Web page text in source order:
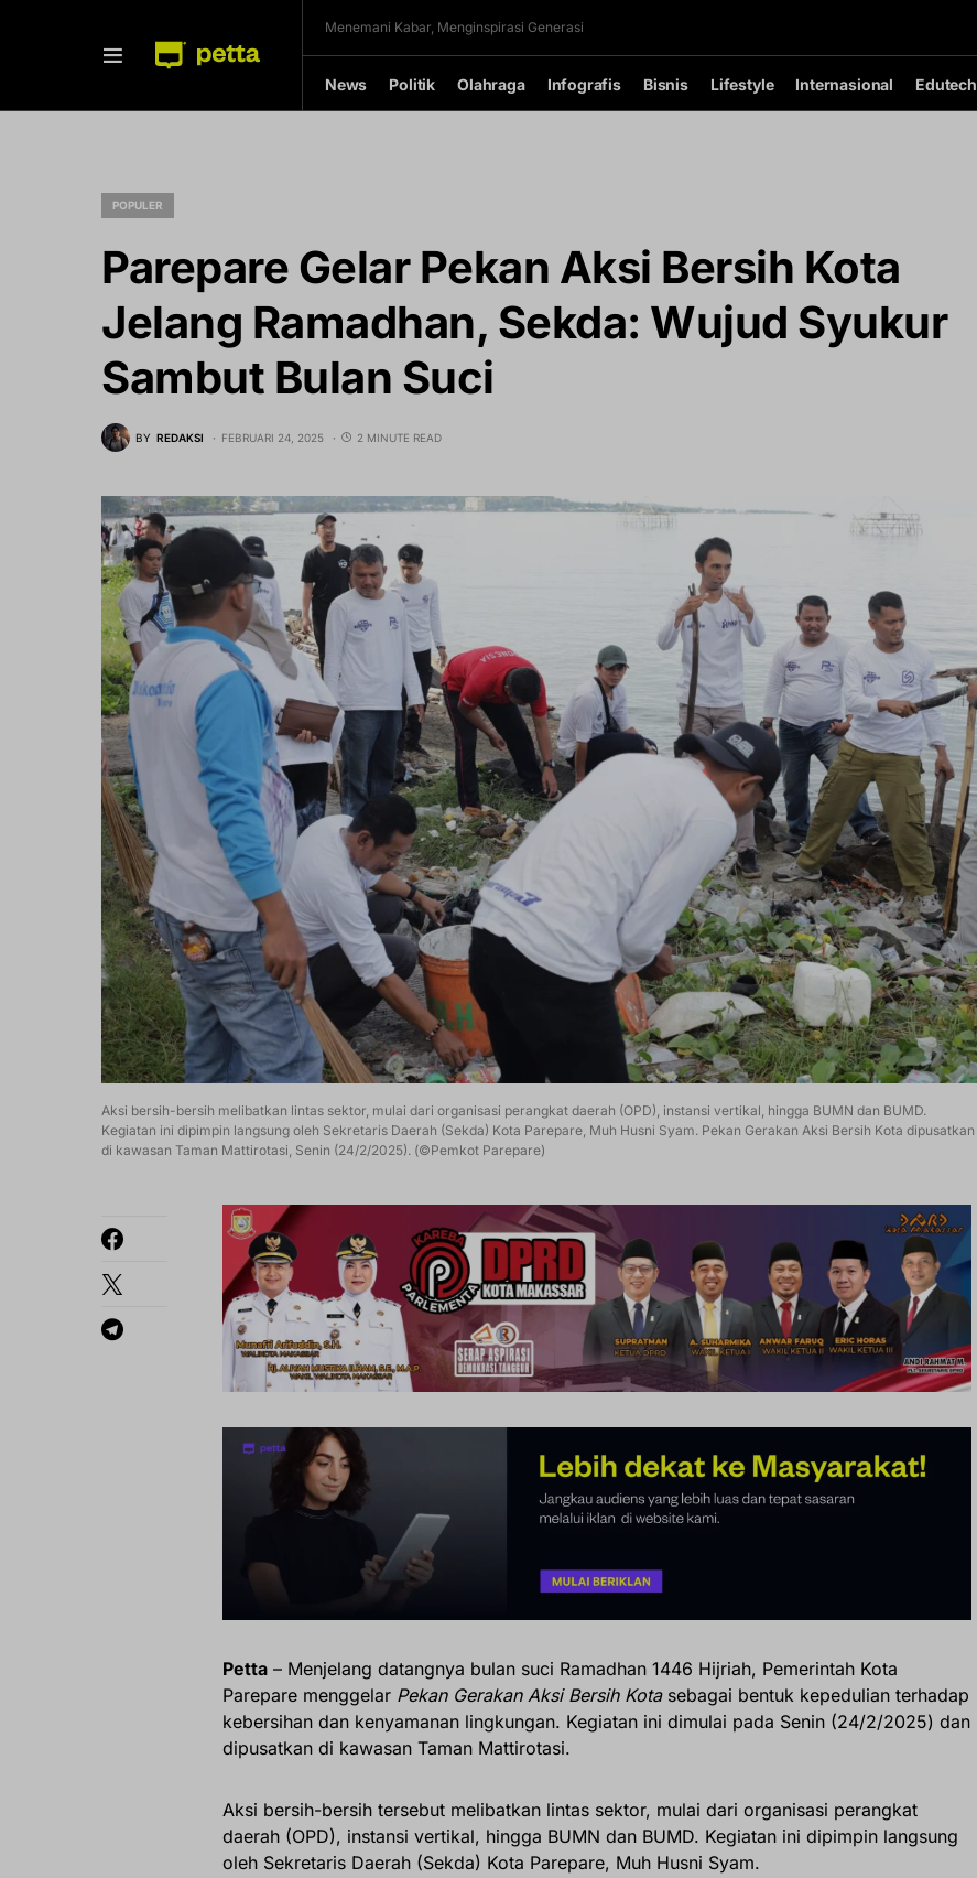
Menemani Kabar, Menginspirasi Generasi
News Politik Olahraga Infografis Bisnis Lifestyle Internasional Edutech
POPULER
Parepare Gelar Pekan Aksi Bersih Kota
Jelang Ramadhan, Sekda: Wujud Syukur
Sambut Bulan Suci
BY REDAKSI FEBRUARI 24, 2025 2 MINUTE READ
Aksi bersih-bersih melibatkan lintas sektor, mulai dari organisasi perangkat daerah (OPD), instansi vertikal, hingga BUMN dan BUMD.
Kegiatan ini dipimpin langsung oleh Sekretaris Daerah (Sekda) Kota Parepare, Muh Husni Syam. Pekan Gerakan Aksi Bersih Kota dipusatkan
di kawasan Taman Mattirotasi, Senin (24/2/2025). (©Pemkot Parepare)
Petta – Menjelang datangnya bulan suci Ramadhan 1446 Hijriah, Pemerintah Kota
Parepare menggelar Pekan Gerakan Aksi Bersih Kotasebagai bentuk kepedulian terhadap
kebersihan dan kenyamanan lingkungan. Kegiatan ini dimulai pada Senin (24/2/2025) dan
dipusatkan di kawasan Taman Mattirotasi.
Aksi bersih-bersih tersebut melibatkan lintas sektor, mulai dari organisasi perangkat
daerah (OPD), instansi vertikal, hingga BUMN dan BUMD. Kegiatan ini dipimpin langsung
oleh Sekretaris Daerah (Sekda) Kota Parepare, Muh Husni Syam.